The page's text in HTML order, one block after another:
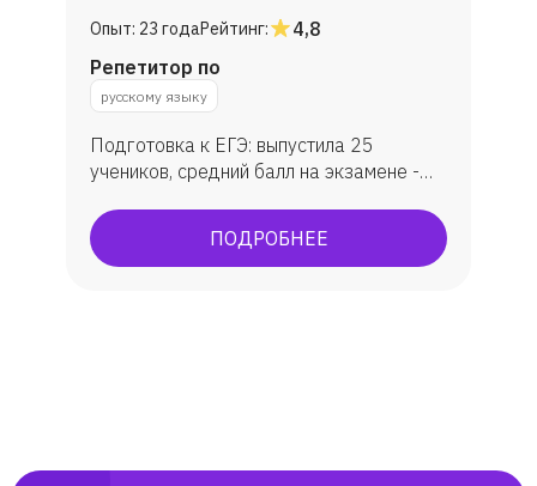
Опыт: 23 годаРейтинг:
4,8
Репетитор по
русскому языку
Подготовка к ЕГЭ: выпустила 25
учеников, средний балл на экзамене -
учениками, средняя оценка - 4.
Подготовка к олимпиадам:
ПОДРОБНЕЕ